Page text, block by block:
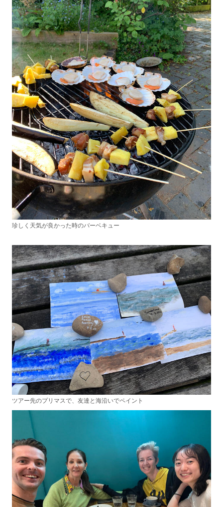
珍しく天気が良かった時のバーベキュー
ツアー先のプリマスで、友達と海沿いでペイント